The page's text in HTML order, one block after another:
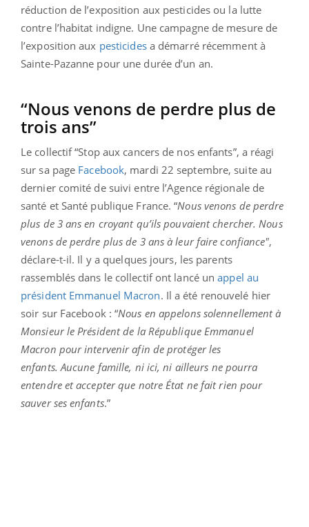
réduction de l’exposition aux pesticides ou la lutte
contre l’habitat indigne. Une campagne de mesure de
l’exposition aux pesticidesa démarré récemment à
Sainte-Pazanne pour une durée d’un an.
“Nous venons de perdre plus de
trois ans”
Le collectif “Stop aux cancers de nos enfants”, a réagi
sur sa page Facebook, mardi 22 septembre, suite au
dernier comité de suivi entre l’Agence régionale de
santé et Santé publique France. “Nous venons de perdre
plus de 3 ans en croyant qu’ils pouvaient chercher. Nous
venons de perdre plus de 3 ans à leur faire confiance",
déclare-t-il. Il y a quelques jours, les parents
rassemblés dans le collectif ont lancé unappel au
président Emmanuel Macron. Il a été renouvelé hier
soir sur Facebook : “Nous en appelons solennellement à
Monsieur le Président de la République Emmanuel
Macron pour intervenir afin de protéger les
enfants.Aucune famille, ni ici, ni ailleurs ne pourra
entendre et accepter que notre État ne fait rien pour
sauver ses enfants.”